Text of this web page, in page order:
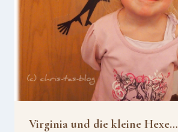
Virginia und die kleine Hexe…